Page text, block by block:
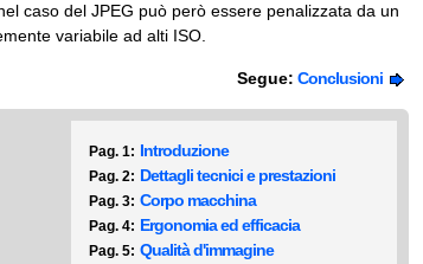
caso del JPEG può però essere penalizzata da un
variabile ad alti ISO.
Segue: Conclusioni
Pag. 1: Introduzione
Pag. 2: Dettagli tecnici e prestazioni
Pag. 3: Corpo macchina
Pag. 4: Ergonomia ed efficacia
Pag. 5: Qualità d'immagine